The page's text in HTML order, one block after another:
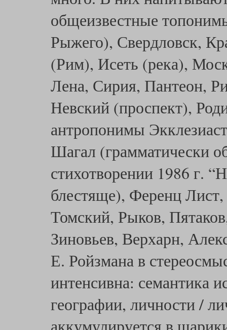
общеизвестные
Рыжего), Свердловск,
(Рим), Исеть (река),
Лена, Сирия, Пантеон,
Невский (проспект),
антропонимы
Шагал (грамматически
стихотворении 1986 г.
блестяще), Ференц
Томский, Рыков,
Зиновьев, Верхарн,
Е. Ройзмана в
интенсивна: семантика
географии, личности /